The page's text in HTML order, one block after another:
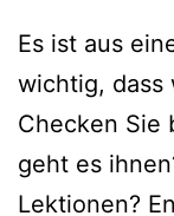
Es ist aus
wichtig, dass
Checken Sie
geht es
Lektionen?